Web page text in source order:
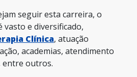
seguir esta carreira, o
vasto e diversificado,
Clínica, atuação
academias, atendimento
entre outros.